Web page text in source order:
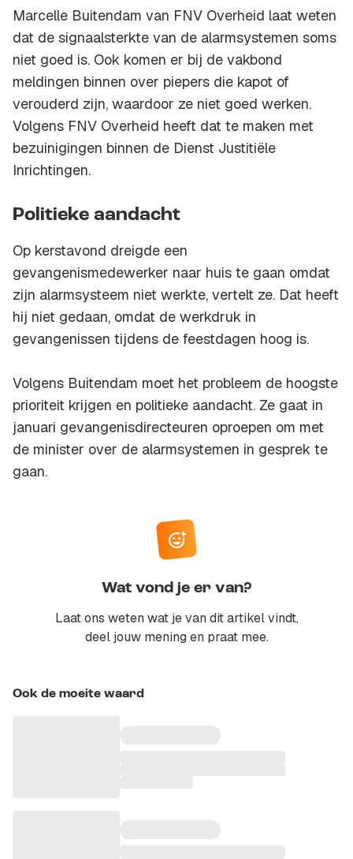
Marcelle Buitendam van FNV Overheid laat weten
dat de signaalsterkte van de alarmsystemen soms
niet goed is. Ook komen er bij de vakbond
meldingen binnen over piepers die kapot of
verouderd zijn, waardoor ze niet goed werken.
Volgens FNV Overheid heeft dat te maken met
bezuinigingen binnen de Dienst Justitiële
Inrichtingen.
Politieke aandacht
Op kerstavond dreigde een
gevangenismedewerker naar huis te gaan omdat
zijn alarmsysteem niet werkte, vertelt ze. Dat heeft
hij niet gedaan, omdat de werkdruk in
gevangenissen tijdens de feestdagen hoog is.
Volgens Buitendam moet het probleem de hoogste
prioriteit krijgen en politieke aandacht. Ze gaat in
januari gevangenisdirecteuren oproepen om met
de minister over de alarmsystemen in gesprek te
gaan.
Wat vond je er van?
Laat ons weten wat je van dit artikel vindt,
deel jouw mening en praat mee.
Ook de moeite waard